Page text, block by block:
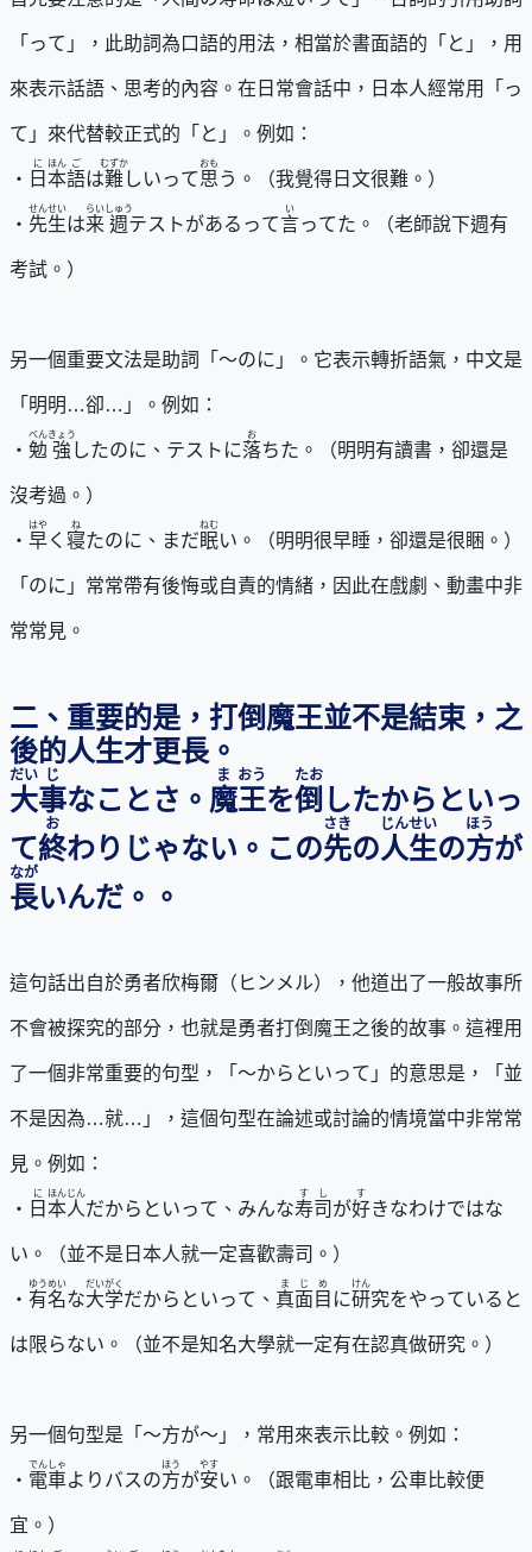
「って」，此助詞為口語的用法，相當於書面語的「と」，用
來表示話語、思考的內容。在日常會話中，日本人經常用「っ
て」來代替較正式的「と」。例如：
・ 日
に
本
ほん
語
ご
は難
むずか
しいって思
おも
う。（我覺得日文很難。）
・ 先生
せんせい
は来
らい
週
しゅう
テストがあるって言
い
ってた。（老師說下週有
考試。）
另一個重要文法是助詞「～のに」。它表示轉折語氣，中文是
「明明…卻…」。例如：
・ 勉
べん
強
きょう
したのに、テストに落
お
ちた。（明明有讀書，卻還是
沒考過。）
・ 早
はや
く 寝
ね
たのに、まだ眠
ねむ
い。（明明很早睡，卻還是很睏。）
「のに」常常帶有後悔或自責的情緒，因此在戲劇、動畫中非
常常見。
二、重要的是，打倒魔王並不是結束，之
後的人生才更長。
大
だい
事
じ
なことさ。 魔
ま
王
おう
を倒
たお
したからといっ
て終
お
わりじゃない。この先
さき
の人生
じんせい
の方
ほう
が
長
なが
いんだ。。
這句話出自於勇者欣梅爾（ヒンメル），他道出了一般故事所
不會被探究的部分，也就是勇者打倒魔王之後的故事。這裡用
了一個非常重要的句型，「～からといって」的意思是，「並
不是因為…就…」，這個句型在論述或討論的情境當中非常常
見。例如：
・ 日
に
本
ほん
人
じん
だからといって、みんな寿司
すし
が好
す
きなわけではな
い。（並不是日本人就一定喜歡壽司。）
・ 有名
ゆうめい
な大学
だいがく
だからといって、 真面目
まじめ
に研
けん
究をやっていると
は限らない。（並不是知名大學就一定有在認真做研究。）
另一個句型是「～方が～」，常用來表示比較。例如：
・ 電車
でんしゃ
よりバスの方
ほう
が安
やす
い。（跟電車相比，公車比較便
宜。）